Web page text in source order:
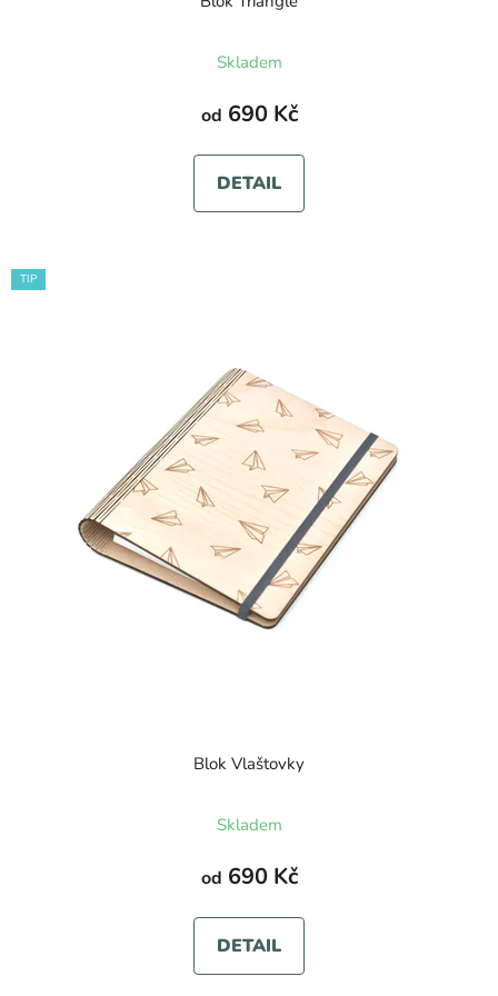
Skladem
od 690 Kč
DETAIL
TIP
Blok Vlaštovky
hodnocení
produktu
je
5,0
z
5
Skladem
od 690 Kč
DETAIL